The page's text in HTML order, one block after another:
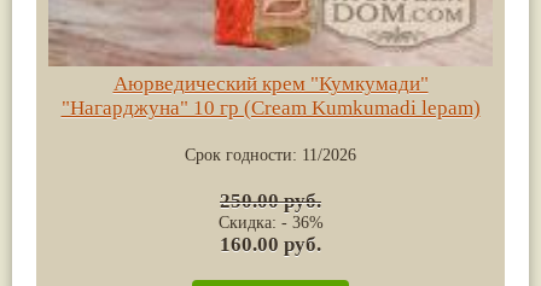
Аюрведический крем "Кумкумади"
"Нагарджуна" 10 гр (Cream Kumkumadi lepam)
Срок годности: 11/2026
250.00 руб.
Скидка: - 36%
160.00 руб.